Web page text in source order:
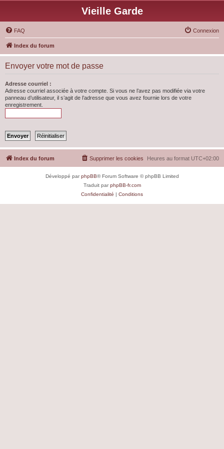
Vieille Garde
FAQ Connexion
Index du forum
Envoyer votre mot de passe
Adresse courriel :
Adresse courriel associée à votre compte. Si vous ne l’avez pas modifiée via votre
panneau d’utilisateur, il s’agit de l’adresse que vous avez fournie lors de votre
enregistrement.
Index du forum Heures au format UTC+02:00
Supprimer les cookies
Développé parphpBB® Forum Software © phpBB Limited
Traduit parphpBB-fr.com
Confidentialité | Conditions